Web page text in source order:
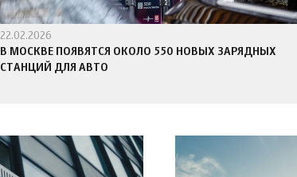
22.02.2026
В МОСКВЕ ПОЯВЯТСЯ ОКОЛО 550 НОВЫХ ЗАРЯДНЫХ
СТАНЦИЙ ДЛЯ АВТО